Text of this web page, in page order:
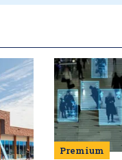
Premium